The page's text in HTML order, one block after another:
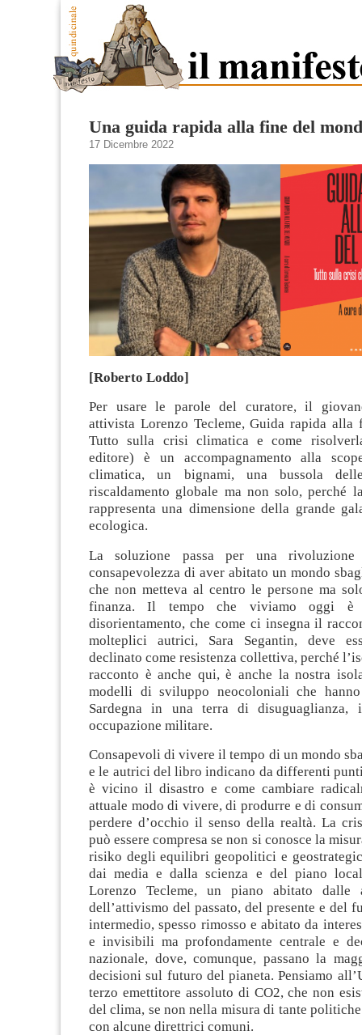
Una guida rapida alla fine del
17 Dicembre 2022
[Roberto Loddo]
Per usare le parole del curatore, il
attivista Lorenzo Tecleme, Guida rapida alla
Tutto sulla crisi climatica e come
editore) è un accompagnamento alla
climatica, un bignami, una bussola
riscaldamento globale ma non solo, perché
rappresenta una dimensione della grande
ecologica.
La soluzione passa per una rivoluzione
consapevolezza di aver abitato un mondo
che non metteva al centro le persone ma
finanza. Il tempo che viviamo oggi
disorientamento, che come ci insegna il
molteplici autrici, Sara Segantin, deve
declinato come resistenza collettiva, perché
racconto è anche qui, è anche la nostra
modelli di sviluppo neocoloniali che
Sardegna in una terra di disuguaglianza,
occupazione militare.
Consapevoli di vivere il tempo di un mondo
e le autrici del libro indicano da differenti
è vicino il disastro e come cambiare
attuale modo di vivere, di produrre e di
perdere d’occhio il senso della realtà. La
può essere compresa se non si conosce la
risiko degli equilibri geopolitici e
dai media e dalla scienza e del piano
Lorenzo Tecleme, un piano abitato
dell’attivismo del passato, del presente e del
intermedio, spesso rimosso e abitato da
e invisibili ma profondamente centrale e
nazionale, dove, comunque, passano la
decisioni sul futuro del pianeta. Pensiamo
terzo emettitore assoluto di CO2, che non
del clima, se non nella misura di tante
con alcune direttrici comuni.